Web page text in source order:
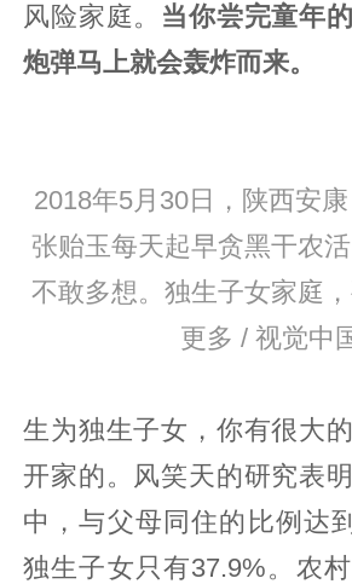
风险家庭。 当你尝完童年
炮弹马上就会轰炸而来。
2018年5月30日，陕西安
张贻玉每天起早贪黑干农
不敢多想。独生子女家庭
更多 / 视觉中
生为独生子女，你有很大
开家的。风笑天的研究表
中，与父母同住的比例达
独生子女只有37.9%。农